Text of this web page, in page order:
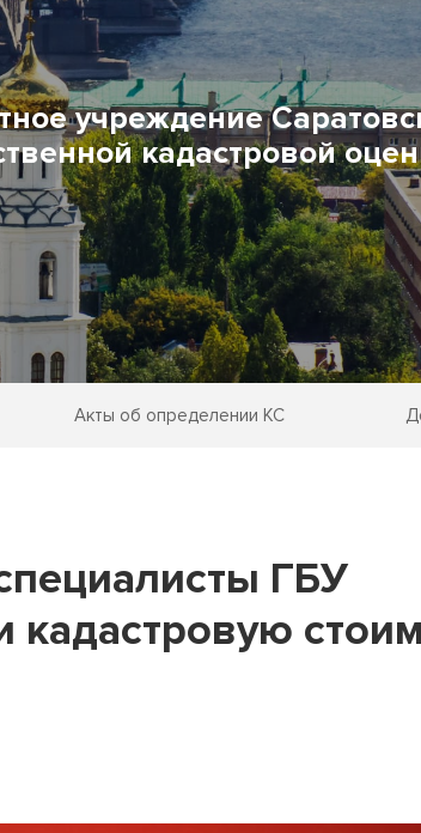
учреждение
кадастровой
Акты об определении КС
ГБУ
кадастровую